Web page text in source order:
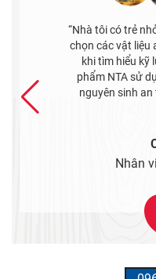
“Tôi bị thu hút
ốp NTA, hoạ tiết
hợp với kiểu
cũng đánh giá
tình của
Kỹ